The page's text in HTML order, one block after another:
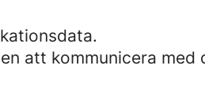
att kommunicera med